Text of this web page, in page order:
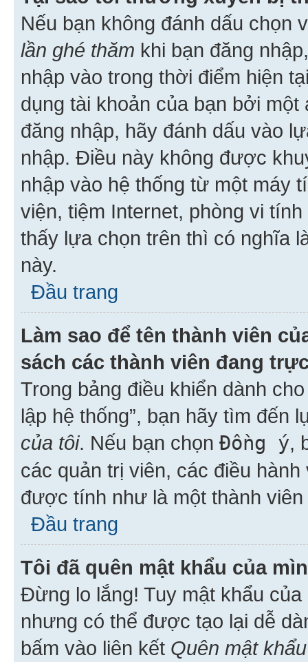
Nếu bạn không đánh dấu chọn
lần ghé thăm khi bạn đăng
nhập vào trong thời điểm hiện
dụng tài khoản của bạn bởi
đăng nhập, hãy đánh dấu vào
nhập. Điều này không được
nhập vào hệ thống từ một máy
viện, tiệm Internet, phòng vi
thấy lựa chọn trên thì có nghĩa
này.
Đầu trang
Làm sao để tên thành viên
sách các thành viên đang
Trong bảng điều khiển dành
lập hệ thống”, bạn hãy tìm đến
của tôi. Nếu bạn chọn Đồng ý,
các quản trị viên, các điều
được tính như là một thành viên
Đầu trang
Tôi đã quên mật khẩu của
Đừng lo lắng! Tuy mật khẩu
nhưng có thể được tạo lại dễ
bấm vào liên kết Quên mật khẩu